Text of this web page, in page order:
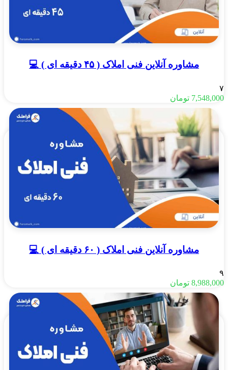
مشاوره آنلاین فنی املاک ( ۴۵ دقیقه ای ) 💻
۷
7,548,000 تومان
مشاوره آنلاین فنی املاک ( ۶۰ دقیقه ای ) 💻
۹
8,988,000 تومان